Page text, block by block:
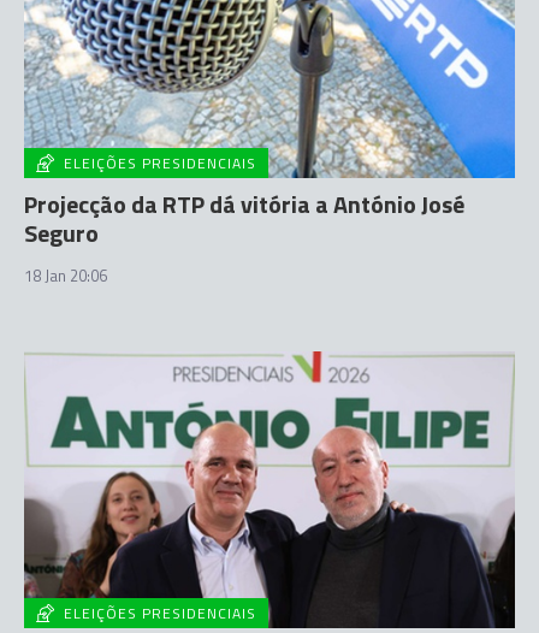
ELEIÇÕES PRESIDENCIAIS
Projecção da RTP dá vitória a António José
Seguro
18 Jan 20:06
ELEIÇÕES PRESIDENCIAIS